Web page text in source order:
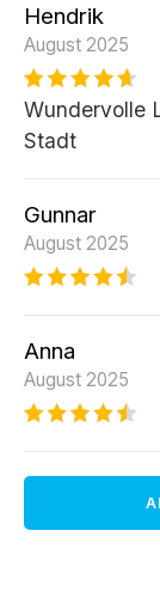
Hendrik
August 2025
Wundervolle
Stadt
Gunnar
August 2025
Anna
August 2025